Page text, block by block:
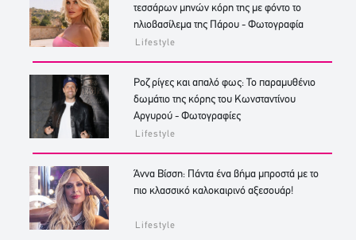
τεσσάρων μηνών κόρη της με φόντο το
ηλιοβασίλεμα της Πάρου - Φωτογραφία
Lifestyle
Ροζ ρίγες και απαλό φως: Το παραμυθένιο
δωμάτιο της κόρης του Κωνσταντίνου
Αργυρού - Φωτογραφίες
Lifestyle
Άννα Βίσση: Πάντα ένα βήμα μπροστά με το
πιο κλασσικό καλοκαιρινό αξεσουάρ!
Lifestyle